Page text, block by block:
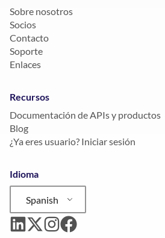
Sobre nosotros
Socios
Contacto
Soporte
Enlaces
Recursos
Documentación de APIs y productos
Blog
¿Ya eres usuario? Iniciar sesión
Idioma
Spanish